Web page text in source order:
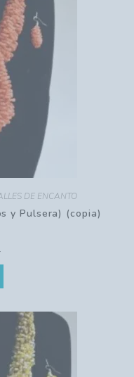
DE ENCANTO
y Pulsera) (copia)